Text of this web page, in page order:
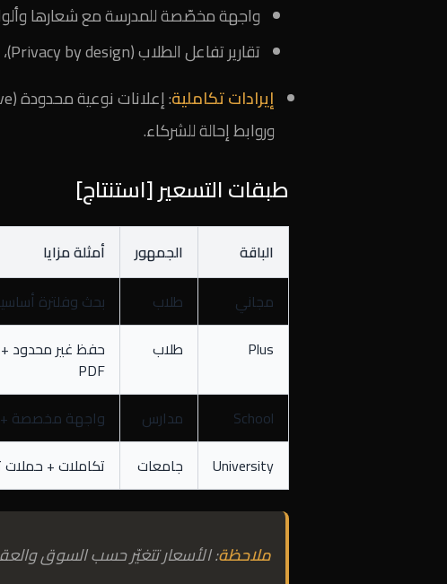
واجهة مخصّصة للمدرسة مع شعارها
تقارير تفاعل الطلاب (Privacy by design)، مع امتثال لسياسات البيانات.
إيرادات تكاملية
وروابط إحالة للشركاء.
طبقات التسعير [استنتاج]
الباقة الجمهور أمثلة مزايا
مجاني
طلاب بحث وفلترة أساسية +
Plus
طلاب
حفظ غير محدود +
PDF
School
مدارس واجهة مخصصة +
University
جامعات تكاملات + حملات
ملاحظة: الأسعار تتغيّر حسب السوق